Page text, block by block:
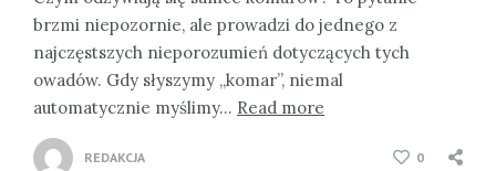
brzmi niepozornie, ale prowadzi do jednego z
najczęstszych nieporozumień dotyczących tych
owadów. Gdy słyszymy „komar”, niemal
automatycznie myślimy… Read more
REDAKCJA 0